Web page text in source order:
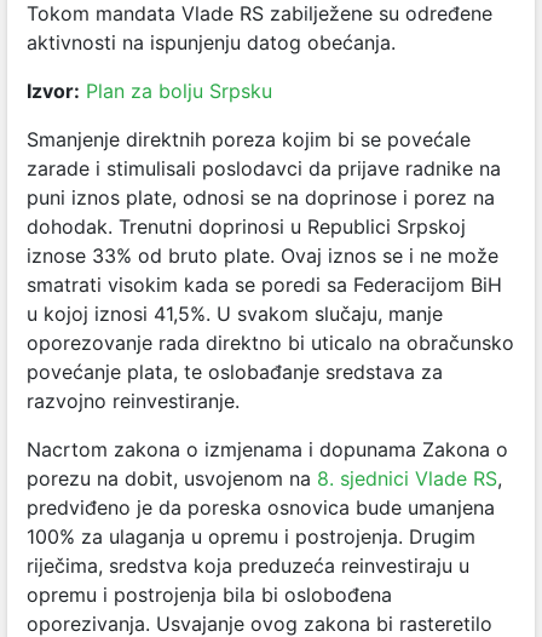
Tokom mandata Vlade RS zabilježene su određene
aktivnosti na ispunjenju datog obećanja.
Izvor: Plan za bolju Srpsku
Smanjenje direktnih poreza kojim bi se povećale
zarade i stimulisali poslodavci da prijave radnike na
puni iznos plate, odnosi se na doprinose i porez na
dohodak. Trenutni doprinosi u Republici Srpskoj
iznose 33% od bruto plate. Ovaj iznos se i ne može
smatrati visokim kada se poredi sa Federacijom BiH
u kojoj iznosi 41,5%. U svakom slučaju, manje
oporezovanje rada direktno bi uticalo na obračunsko
povećanje plata, te oslobađanje sredstava za
razvojno reinvestiranje.
Nacrtom zakona o izmjenama i dopunama Zakona o
porezu na dobit, usvojenom na 8. sjednici Vlade RS,
predviđeno je da poreska osnovica bude umanjena
100% za ulaganja u opremu i postrojenja. Drugim
riječima, sredstva koja preduzeća reinvestiraju u
opremu i postrojenja bila bi oslobođena
oporezivanja. Usvajanje ovog zakona bi rasteretilo